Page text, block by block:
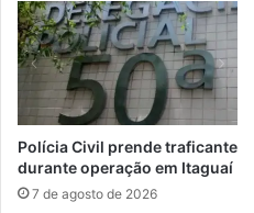
r
e
c
n
o
v
9
/
1
Polícia Civil prende traficante
durante operação em Itaguaí
7 de agosto de 2026